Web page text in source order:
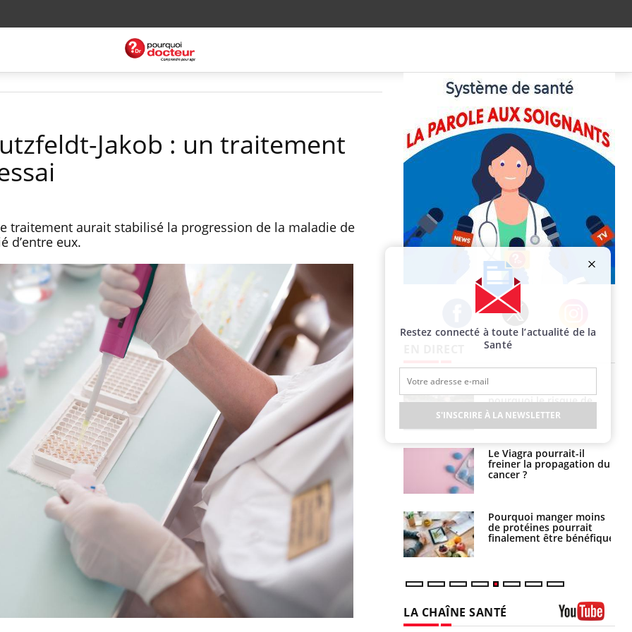
Jakob : un traitement
traitement aurait stabilisé la progression de la maladie de
d’entre eux.
Facebook Twitter Instagram
Chikungunya, dengue,
West Nile : que se passe-
t-il dans le sud de la
France ?
Les médicaments GLP-1
protègent-ils aussi les os
Cytomégalovirus : ce qui
change dans la prise en
charge des femmes
La sieste empêche-t-elle
de dormir la nuit ?
VIH : la fin du comprimé
tous les jours se profile-t-
elle enfin ?
Pourquoi votre ventre
jours de vos vacances ?
pourquoi le risque de
noyade grimpe-t-il ?
Le Viagra pourrait-il
freiner la propagation du
cancer ?
Pourquoi manger moins
de protéines pourrait
finalement être bénéfique
LA CHAÎNE SANTÉ
Restez connecté à toute l’actualité de la
Santé
S'INSCRIRE À LA NEWSLETTER